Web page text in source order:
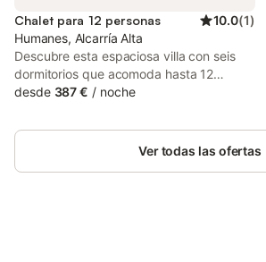
Chalet para 12 personas 10.0(1)
Humanes, Alcarría Alta
Descubre esta espaciosa villa con seis
dormitorios que acomoda hasta 12
personas, perfecta para unas vacaciones
abierta del 25/05 al 15/09 - Amplios y
cómodos dormitorios con baño privado -
desde 387 € / noche
Ver todas las ofertas